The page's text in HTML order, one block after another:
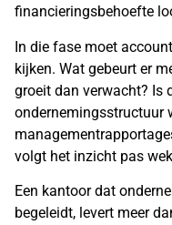
financieringsbehoefte
In die fase moet
kijken. Wat gebeurt er
groeit dan verwacht? Is
ondernemingsstructuur
volgt het inzicht pas
Een kantoor dat
begeleidt, levert meer